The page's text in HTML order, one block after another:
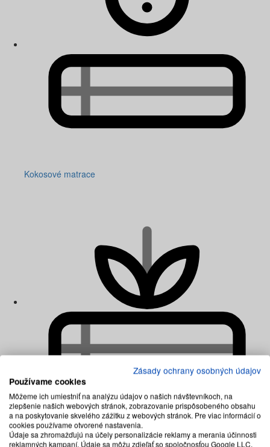
Kokosové matrace
Latexové matrace
Matrace z pamäťovej peny
Zásady ochrany osobných údajov
Používame cookies
Môžeme ich umiestniť na analýzu údajov o našich návštevníkoch, na
zlepšenie našich webových stránok, zobrazovanie prispôsobeného obsahu
a na poskytovanie skvelého zážitku z webových stránok. Pre viac informácií o
cookies používame otvorené nastavenia.
Údaje sa zhromažďujú na účely personalizácie reklamy a merania účinnosti
reklamných kampaní. Údaje sa môžu zdieľať so spoločnosťou Google LLC,